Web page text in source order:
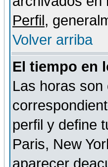
Perfil,
Volver arriba
El tiempo en
Las horas
perfil y define
Paris, New
aparecer